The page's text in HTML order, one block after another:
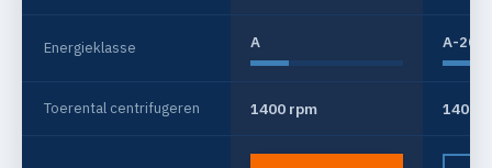
Energieklasse A A-20%
Toerental centrifugeren 1400 rpm 1400